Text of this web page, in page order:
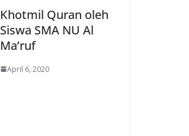
Khotmil Quran oleh
Siswa SMA NU Al
Ma’ruf
April 6, 2020